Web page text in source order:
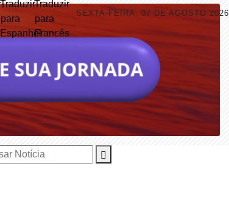
SEXTA-FEIRA, 07 DE AGOSTO 2026
Notícia